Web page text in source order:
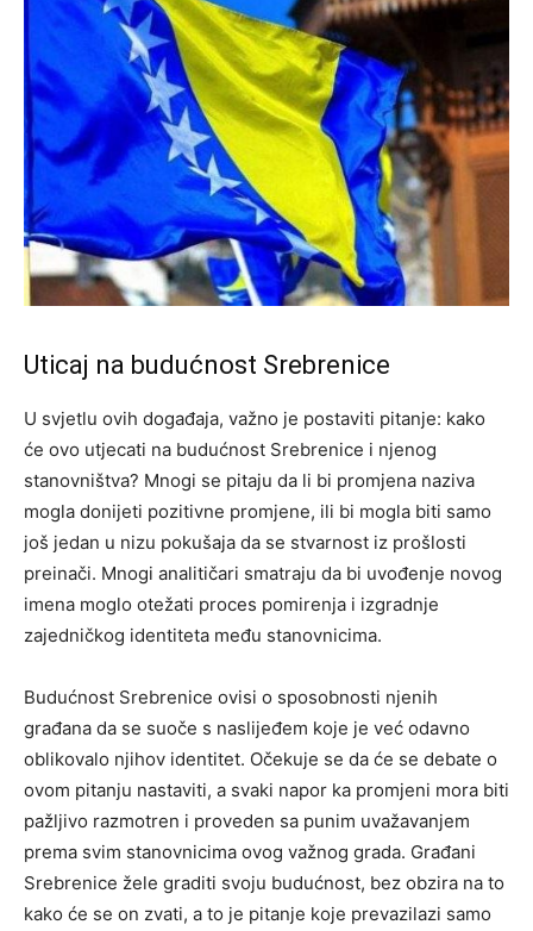
Uticaj na budućnost Srebrenice
U svjetlu ovih događaja, važno je postaviti pitanje: kako
će ovo utjecati na budućnost Srebrenice i njenog
stanovništva? Mnogi se pitaju da li bi promjena naziva
mogla donijeti pozitivne promjene, ili bi mogla biti samo
još jedan u nizu pokušaja da se stvarnost iz prošlosti
preinači. Mnogi analitičari smatraju da bi uvođenje novog
imena moglo otežati proces pomirenja i izgradnje
zajedničkog identiteta među stanovnicima.
Budućnost Srebrenice ovisi o sposobnosti njenih
građana da se suoče s naslijeđem koje je već odavno
oblikovalo njihov identitet. Očekuje se da će se debate o
ovom pitanju nastaviti, a svaki napor ka promjeni mora biti
pažljivo razmotren i proveden sa punim uvažavanjem
prema svim stanovnicima ovog važnog grada. Građani
Srebrenice žele graditi svoju budućnost, bez obzira na to
kako će se on zvati, a to je pitanje koje prevazilazi samo